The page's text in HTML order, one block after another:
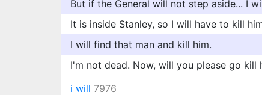
But if the General will not step aside... I
It is inside Stanley, so I will have to kill
I will find that man and kill him.
I'm not dead. Now, will you please go kill
i will 7976